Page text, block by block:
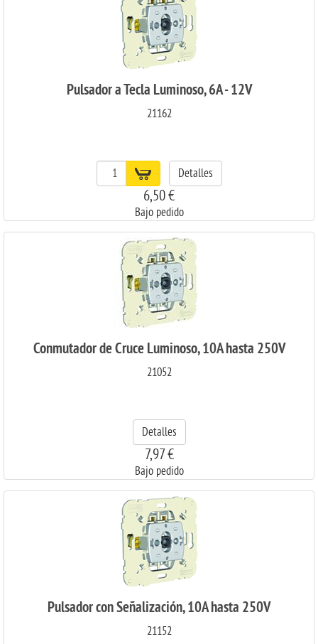
Pulsador a Tecla Luminoso, 6A - 12V
21162
Detalles
6,50 €
Bajo pedido
Conmutador de Cruce Luminoso, 10A hasta 250V
21052
Detalles
7,97 €
Bajo pedido
Pulsador con Señalización, 10A hasta 250V
21152